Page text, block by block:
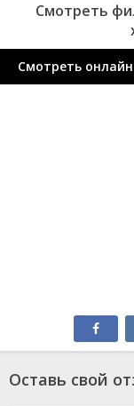
Смотреть
Смотреть онлайн
Оставь свой